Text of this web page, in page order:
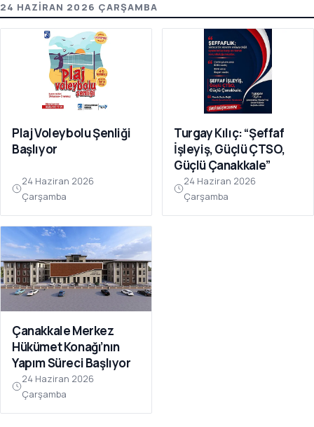
24 HAZIRAN 2026 ÇARŞAMBA
Plaj Voleybolu Şenliği
Başlıyor
24 Haziran 2026
Çarşamba
Turgay Kılıç: “Şeffaf
İşleyiş, Güçlü ÇTSO,
Güçlü Çanakkale”
24 Haziran 2026
Çarşamba
Çanakkale Merkez
Hükümet Konağı’nın
Yapım Süreci Başlıyor
24 Haziran 2026
Çarşamba